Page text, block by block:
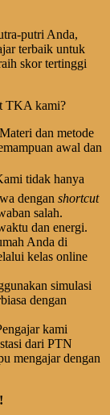
putri Anda,
terbaik untuk
skor tertinggi
TKA kami?
Materi dan metode
awal dan
tidak hanya
dengan shortcut
salah.
dan energi.
Anda di
kelas online
simulasi
dengan
kami
dari PTN
mengajar dengan